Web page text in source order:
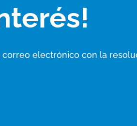
electrónico con la